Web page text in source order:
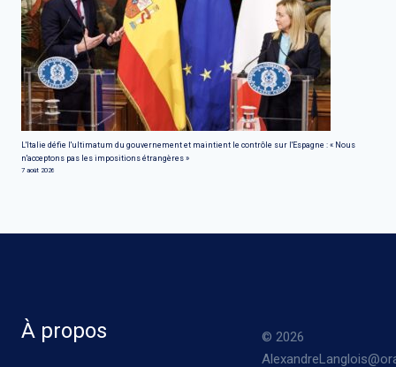
L'Italie défie l'ultimatum du gouvernement et maintient le contrôle sur l'Espagne : « Nous
n'acceptons pas les impositions étrangères »
7 août 2026
À propos
© 2026